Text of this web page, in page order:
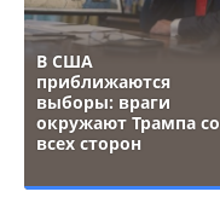
В США
приближаются
выборы: враги
окружают Трампа со
всех сторон